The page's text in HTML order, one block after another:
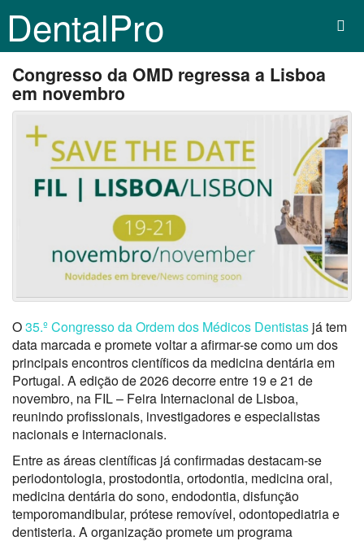
DentalPro
Congresso da OMD regressa a Lisboa
em novembro
O35.º Congresso daOrdem dos Médicos Dentistas já tem
data marcada e promete voltar a afirmar-se como um dos
principais encontros científicos da medicina dentária em
Portugal. A edição de 2026 decorre entre 19 e 21 de
novembro, na FIL – Feira Internacional de Lisboa,
reunindo profissionais, investigadores e especialistas
nacionais e internacionais.
Entre as áreas científicas já confirmadas destacam-se
periodontologia, prostodontia, ortodontia, medicina oral,
medicina dentária do sono, endodontia, disfunção
temporomandibular, prótese removível, odontopediatria e
dentisteria. A organização promete um programa